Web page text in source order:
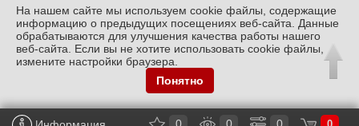
© «Тюнинг Спорт» 1998 — 2026
Политика конфиденциальности
Обработка персональных данных
На нашем сайте мы используем cookie файлы, содержащие
информацию о предыдущих посещениях веб-сайта. Данные
обрабатываются для улучшения качества работы нашего
веб-сайта. Если вы не хотите использовать cookie файлы,
измените настройки браузера.
Понятно